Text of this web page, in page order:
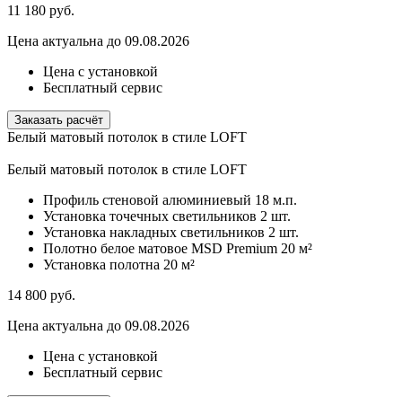
11 180 руб.
Цена актуальна до 09.08.2026
Цена с установкой
Бесплатный сервис
Заказать расчёт
Белый матовый потолок в стиле LOFT
Белый матовый потолок в стиле LOFT
Профиль стеновой алюминиевый 18 м.п.
Установка точечных светильников 2 шт.
Установка накладных светильников 2 шт.
Полотно белое матовое MSD Premium 20 м²
Установка полотна 20 м²
14 800 руб.
Цена актуальна до 09.08.2026
Цена с установкой
Бесплатный сервис